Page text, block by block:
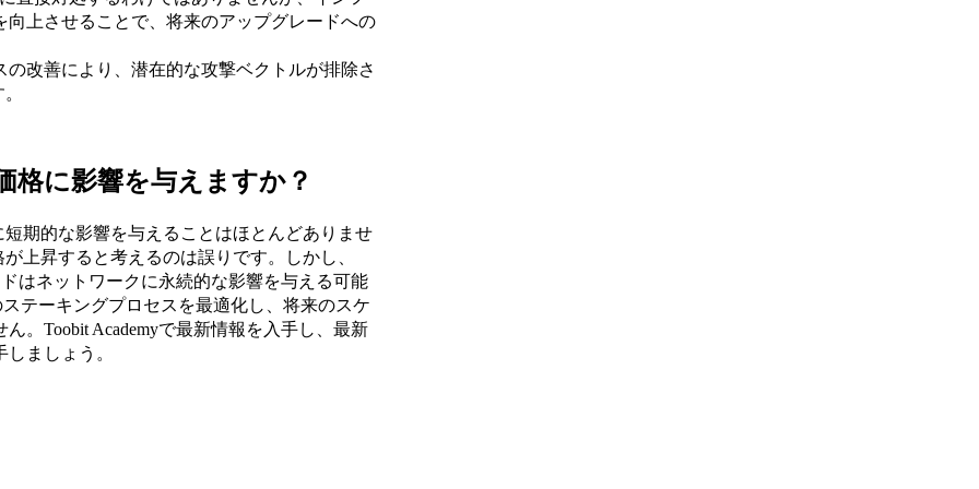
上させることで、将来のアップグレードへの
改善により、潜在的な攻撃ベクトルが排除さ
格に影響を与えますか？
期的な影響を与えることはほとんどありませ
上昇すると考えるのは誤りです。しかし、
はネットワークに永続的な影響を与える可能
テーキングプロセスを最適化し、将来のスケ
。Toobit Academyで最新情報を入手し、最新
ましょう。